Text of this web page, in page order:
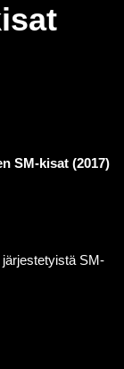
SM-kisat (2017)
SM-